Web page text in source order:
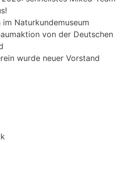
im Naturkundemuseum
von der Deutschen
wurde neuer Vorstand